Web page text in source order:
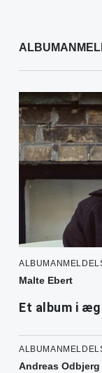
Malte Ebert
Et album i
Andreas Odbjerg